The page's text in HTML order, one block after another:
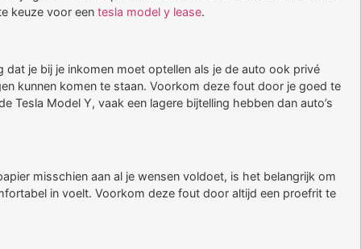
keuze voor een tesla model y lease.
je bij je inkomen moet optellen als je de auto ook privé
kunnen komen te staan. Voorkom deze fout door je goed te
Tesla Model Y, vaak een lagere bijtelling hebben dan auto’s
misschien aan al je wensen voldoet, is het belangrijk om
in voelt. Voorkom deze fout door altijd een proefrit te